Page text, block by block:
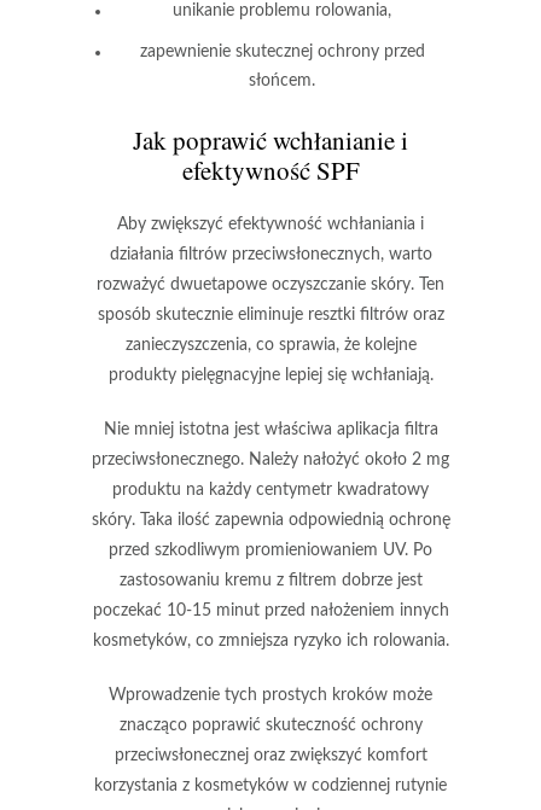
unikanie problemu rolowania,
zapewnienie skutecznej ochrony przed
słońcem.
Jak poprawić wchłanianie i
efektywność SPF
Aby zwiększyć efektywność wchłaniania i
działania filtrów przeciwsłonecznych, warto
rozważyć dwuetapowe oczyszczanie skóry. Ten
sposób skutecznie eliminuje resztki filtrów oraz
zanieczyszczenia, co sprawia, że kolejne
produkty pielęgnacyjne lepiej się wchłaniają.
Nie mniej istotna jest właściwa aplikacja filtra
przeciwsłonecznego. Należy nałożyć około 2 mg
produktu na każdy centymetr kwadratowy
skóry.Taka ilość zapewnia odpowiednią ochronę
przed szkodliwym promieniowaniem UV. Po
zastosowaniu kremu z filtrem dobrze jest
poczekać 10-15 minutprzed nałożeniem innych
kosmetyków, co zmniejsza ryzyko ich rolowania.
Wprowadzenie tych prostych kroków może
znacząco poprawić skuteczność ochrony
przeciwsłonecznejoraz zwiększyć komfort
korzystania z kosmetyków w codziennej rutynie